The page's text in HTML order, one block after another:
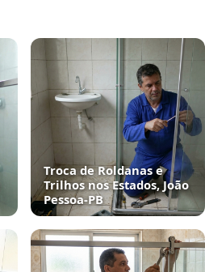
Troca de Roldanas e
Trilhos nos Estados, João
Pessoa‑PB